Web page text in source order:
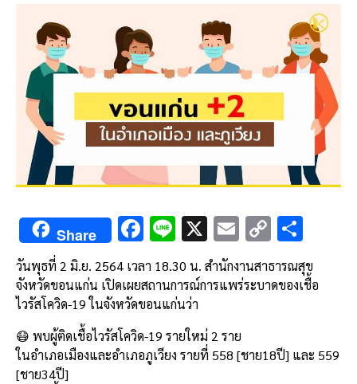
Share F
ac
e
b
o
o
Li
n
e
X E
m
ai
C
py
k
h
ar
วันพุธที่ 2 มิ.ย. 2564 เวลา 18.30 น. สำนักงานสาธารณสุข
จังหวัดขอนแก่น เปิดเผยสถานการณ์การแพร่ระบาดของเชื้อ
ไวรัสโควิด-19 ในจังหวัดขอนแก่นว่า
😷 พบผู้ติดเชื้อไวรัสโควิด-19 รายใหม่ 2 ราย
ในอำเภอเมืองและอำเภอภูเวียง รายที่ 558 [ชาย18ปี] และ 559
[ชาย34ปี]